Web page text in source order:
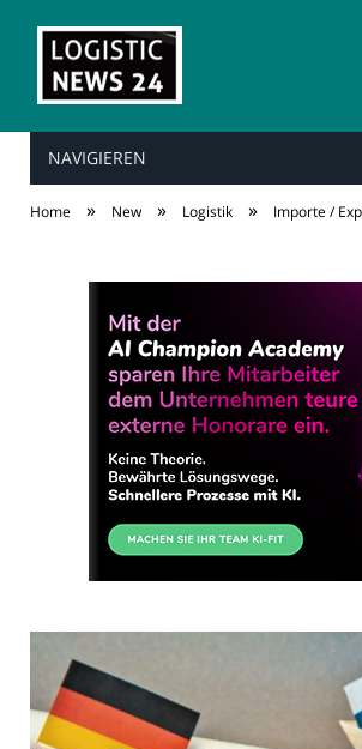
NAVIGIEREN
Home » New » Logistik » Importe /